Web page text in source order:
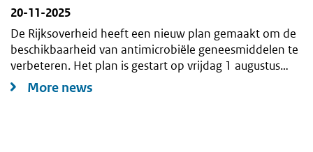
20-11-2025
De Rijksoverheid heeft een nieuw plan gemaakt om de
beschikbaarheid van antimicrobiële geneesmiddelen te
verbeteren. Het plan is gestart op vrijdag 1 augustus
2025 en het duurt twee jaar. In het plan staat dat
More news